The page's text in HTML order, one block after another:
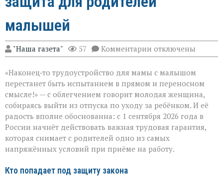
малышей
"Наша газета" 57 Комментарии к
записи
без
риска:
защита
для
родителей
малышей
отключены
«Наконец‑то трудоустройство для мамы с малышом
перестанет быть испытанием в прямом и переносном
смысле!» — с облегчением говорит молодая женщина,
собираясь выйти из отпуска по уходу за ребёнком. И её
радость вполне обоснованна: с 1 сентября 2026 года в
России начнёт действовать важная трудовая гарантия,
которая снимает с родителей одно из самых
напряжённых условий при приёме на работу.
Кто попадает под защиту закона